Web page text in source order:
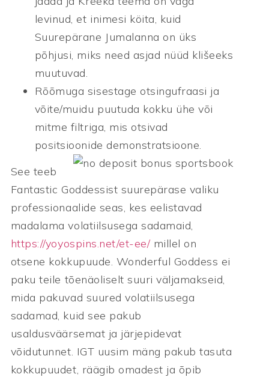
levinud, et inimesi köita, kuid
Suurepärane Jumalanna on üks
põhjusi, miks need asjad nüüd klišeeks
muutuvad.
Rõõmuga sisestage otsingufraasi ja
võite/muidu puutuda kokku ühe või
mitme filtriga, mis otsivad
positsioonide demonstratsioone.
See teeb
Fantastic Goddessist suurepärase valiku
professionaalide seas, kes eelistavad
madalama volatiilsusega sadamaid,
https://yoyospins.net/et-ee/millel on
otsene kokkupuude. Wonderful Goddess ei
paku teile tõenäoliselt suuri väljamakseid,
mida pakuvad suured volatiilsusega
sadamad, kuid see pakub
usaldusväärsemat ja järjepidevat
võidutunnet. IGT uusim mäng pakub tasuta
kokkupuudet, räägib omadest ja õpib